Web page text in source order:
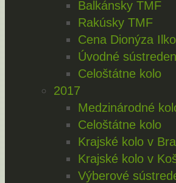
Balkánsky TMF
Rakúsky TMF
Cena Dionýza
Úvodné
Celoštátne kolo
2017
Medzinárodné
Celoštátne kolo
Krajské kolo v
Krajské kolo v
Výberové